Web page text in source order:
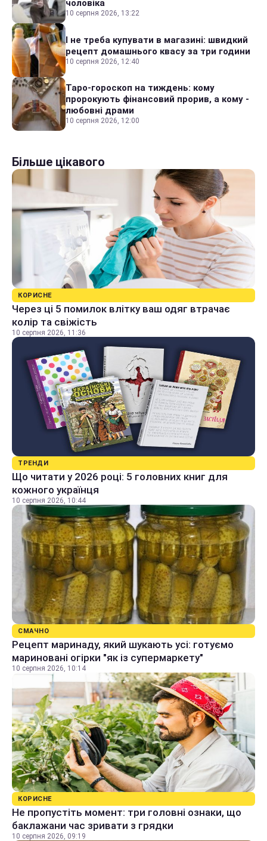
чоловіка
10 серпня 2026, 13:22
І не треба купувати в магазині: швидкий
рецепт домашнього квасу за три години
10 серпня 2026, 12:40
Таро-гороскоп на тиждень: кому
пророкують фінансовий прорив, а кому -
любовні драми
10 серпня 2026, 12:00
Більше цікавого
КОРИСНЕ
Через ці 5 помилок влітку ваш одяг втрачає
колір та свіжість
10 серпня 2026, 11:36
ТРЕНДИ
Що читати у 2026 році: 5 головних книг для
кожного українця
10 серпня 2026, 10:44
СМАЧНО
Рецепт маринаду, який шукають усі: готуємо
мариновані огірки "як із супермаркету"
10 серпня 2026, 10:14
КОРИСНЕ
Не пропустіть момент: три головні ознаки, що
баклажани час зривати з грядки
10 серпня 2026, 09:19